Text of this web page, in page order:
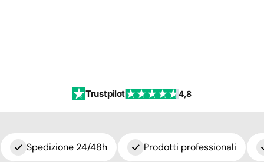
Trustpilot 4,8
Spedizione 24/48h Prodotti professionali